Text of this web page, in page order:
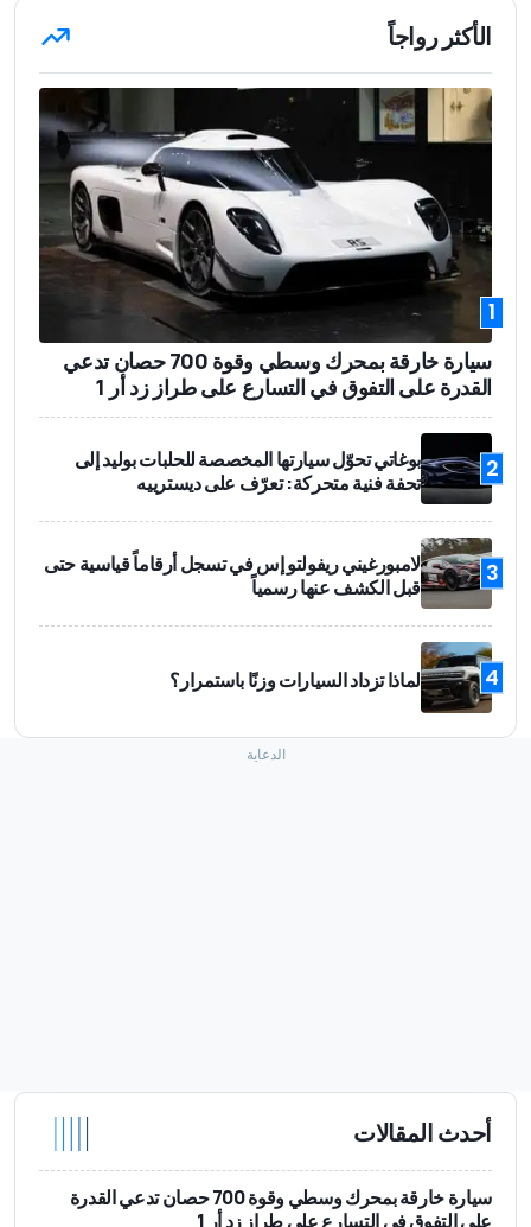
الأكثر رواجاً
1
سيارة خارقة بمحرك وسطي وقوة 700 حصان تدعي
القدرة على التفوق في التسارع على طراز زد أر 1
2
بوغاتي تحوّل سيارتها المخصصة للحلبات بوليد إلى
تحفة فنية متحركة: تعرّف على ديسترييه
3
لامبورغيني ريفولتو إس في تسجل أرقاماً قياسية حتى
قبل الكشف عنها رسمياً
4 لماذا تزداد السيارات وزنًا باستمرار؟
أحدث المقالات
سيارة خارقة بمحرك وسطي وقوة 700 حصان تدعي القدرة
على التفوق في التسارع على طراز زد أر 1